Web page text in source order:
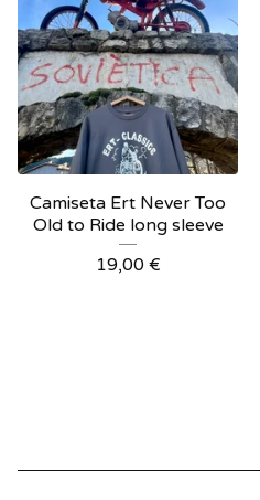
Camiseta Ert Never Too
Old to Ride long sleeve
19,00 €